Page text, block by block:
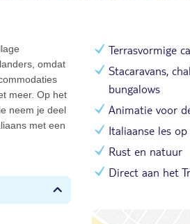
omdat
meer. Op het
neem je deel
met een
Terrasvormige
Stacaravans,
bungalows
Animatie voor
Italiaanse les
Rust en natuur
Direct aan het